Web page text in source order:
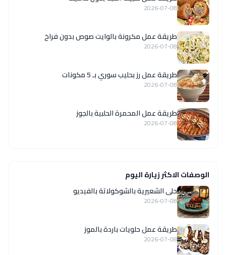
2026-07-08
طريقة عمل مكرونة بالوايت صوص بدون فراخ
2026-07-08
طريقة عمل رز بحليب سوري بـ 5 مكونات
2026-07-08
طريقة عمل المحمرة الحلبية بالجوز
2026-07-08
الوصفات الاكثر زيارة اليوم
حلى الشعيرية بالشوكولاتة بالفيديو
2026-07-08
طريقة عمل حلويات باردة بالموز
2026-07-08